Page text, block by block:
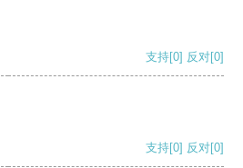
支持[0] 反对[0]
支持[0] 反对[0]